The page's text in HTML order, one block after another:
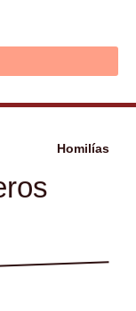
Homilías